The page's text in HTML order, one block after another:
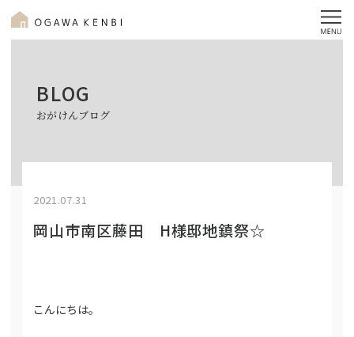
BLOG
おがけんブログ
2021.07.31
岡山市南区藤田 H様邸地鎮祭☆
こんにちは。